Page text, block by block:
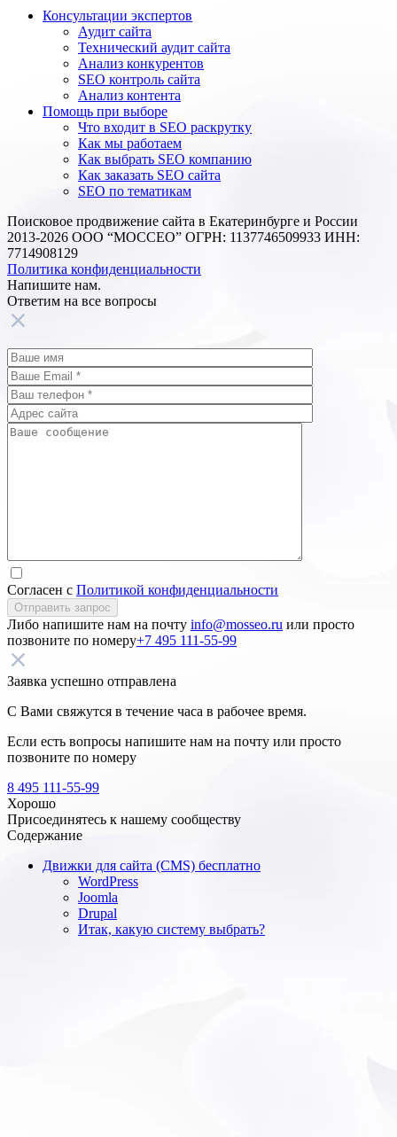
Консультации экспертов
Аудит сайта
Технический аудит сайта
Анализ конкурентов
SEO контроль сайта
Анализ контента
Помощь при выборе
Что входит в SEO раскрутку
Как мы работаем
Как выбрать SEO компанию
Как заказать SEO сайта
SEO по тематикам
Поисковое продвижение сайта в Екатеринбурге и России
2013-2026 ООО “МОССЕО” ОГРН: 1137746509933 ИНН:
7714908129
Политика конфиденциальности
Напишите нам.
Ответим на все вопросы
Согласен с Политикой конфиденциальности
Отправить запрос
Либо напишите нам на почту info@mosseo.ru или просто
позвоните по номеру+7 495 111-55-99
Заявка успешно отправлена
С Вами свяжутся в течение часа в рабочее время.
Если есть вопросы напишите нам на почту или просто
позвоните по номеру
8 495 111-55-99
Хорошо
Присоединятесь к нашему сообществу
Содержание
Движки для сайта (CMS) бесплатно
WordPress
Joomla
Drupal
Итак, какую систему выбрать?